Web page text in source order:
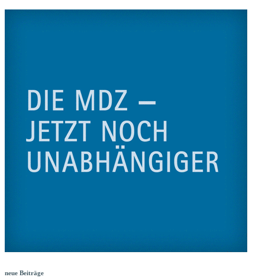
neue Beiträge